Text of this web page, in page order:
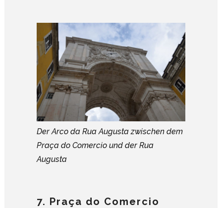
Der Arco da Rua Augusta zwischen dem
Praça do Comercio und der Rua
Augusta
7. Praça do Comercio